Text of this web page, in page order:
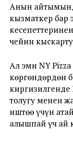
Анын
кызматкер бар
чейин
Ал эми NY
көргөндөрдөн
толугу менен
иштөө үчүн
алышпай үч ай